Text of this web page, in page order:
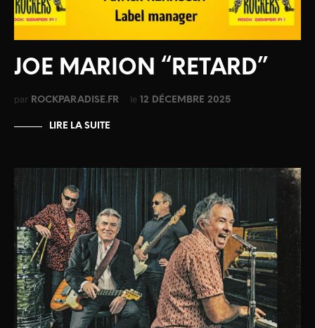
JOE MARION “RETARD”
par ROCKPARADISE.FR le 12 DÉCEMBRE 2025
LIRE LA SUITE